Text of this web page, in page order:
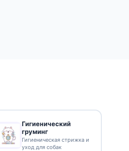
Гигиенический
груминг
Гигиеническая стрижка и
уход для собак